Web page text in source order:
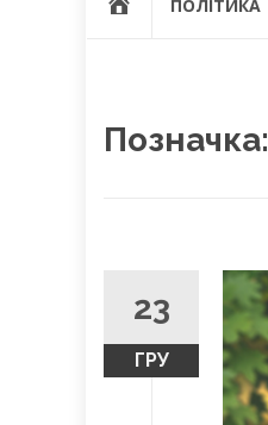
А
ПОЛІТИКА
Позначка:
23
ГРУ